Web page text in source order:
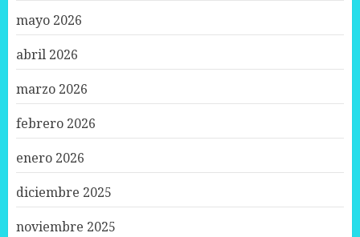
mayo 2026
abril 2026
marzo 2026
febrero 2026
enero 2026
diciembre 2025
noviembre 2025